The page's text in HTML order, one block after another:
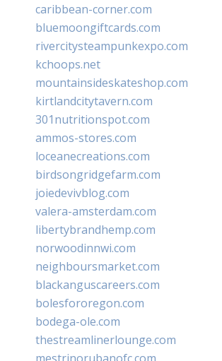
caribbean-corner.com
bluemoongiftcards.com
rivercitysteampunkexpo.com
kchoops.net
mountainsideskateshop.com
kirtlandcitytavern.com
301nutritionspot.com
ammos-stores.com
loceanecreations.com
birdsongridgefarm.com
joiedevivblog.com
valera-amsterdam.com
libertybrandhemp.com
norwoodinnwi.com
neighboursmarket.com
blackanguscareers.com
bolesfororegon.com
bodega-ole.com
thestreamlinerlounge.com